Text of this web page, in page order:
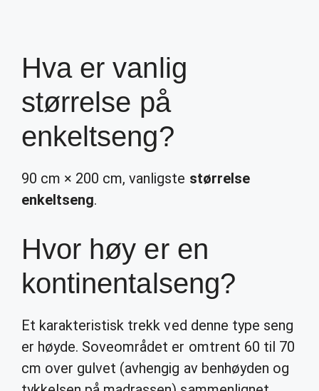
Hva er vanlig
størrelse på
enkeltseng?
90 cm × 200 cm, vanligste størrelse
enkeltseng.
Hvor høy er en
kontinentalseng?
Et karakteristisk trekk ved denne type seng
er høyde. Soveområdet er omtrent 60 til 70
cm over gulvet (avhengig av benhøyden og